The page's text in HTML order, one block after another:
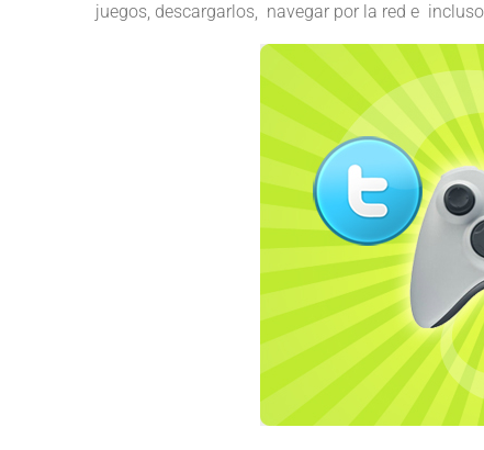
juegos, descargarlos, navegar por la red e